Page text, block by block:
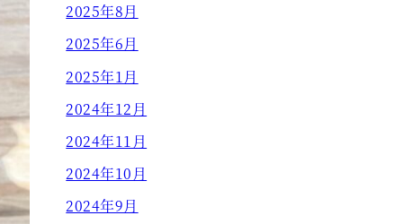
2025年8月
2025年6月
2025年1月
2024年12月
2024年11月
2024年10月
2024年9月